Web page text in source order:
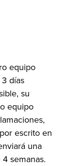
equipo
días
su
equipo
escrito en
una
semanas.